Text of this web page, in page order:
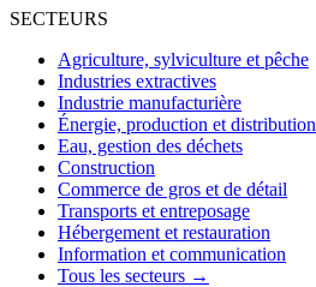
SECTEURS
Agriculture, sylviculture et pêche
Industries extractives
Industrie manufacturière
Énergie, production et distribution
Eau, gestion des déchets
Construction
Commerce de gros et de détail
Transports et entreposage
Hébergement et restauration
Information et communication
Tous les secteurs →